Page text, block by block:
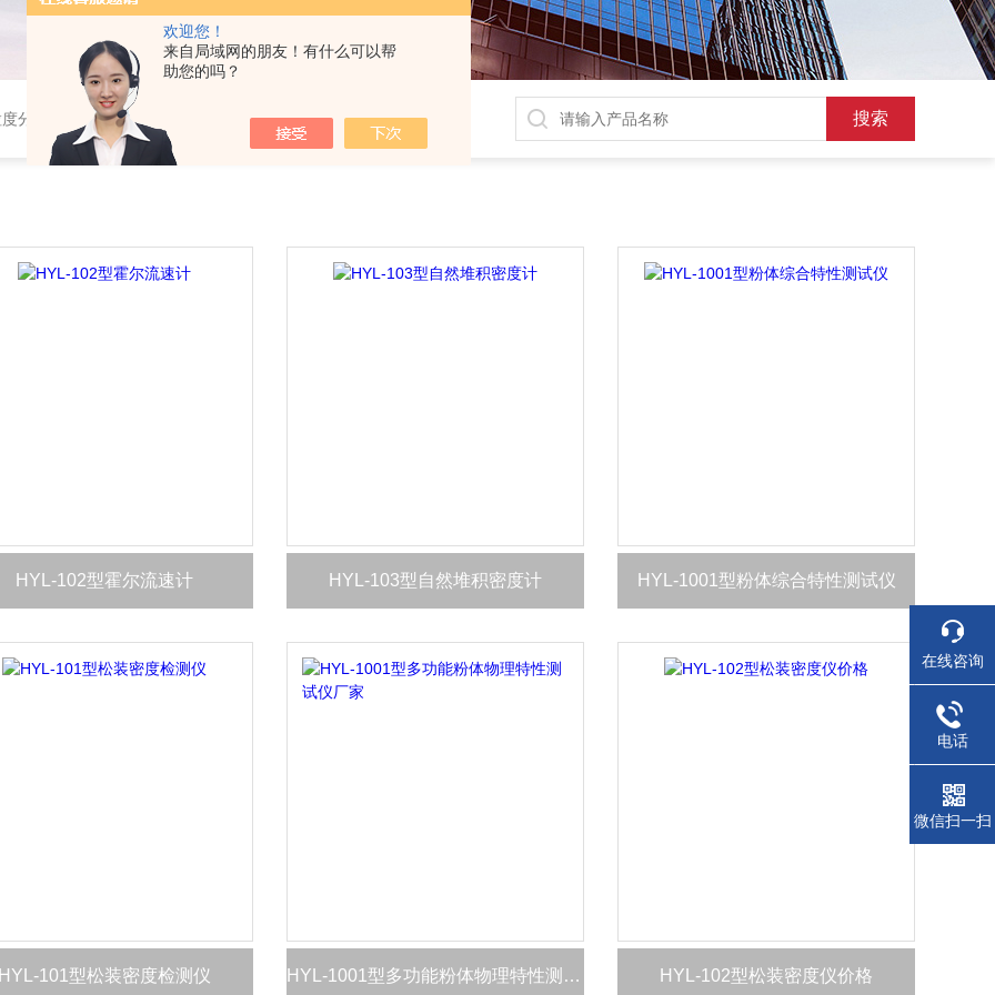
欢迎您！
来自局域网的朋友！有什么可以帮
助您的吗？
分布仪，粉体综合特性测试仪，振实密度仪，霍尔流速计，自然堆积密度计，斯柯特容量计；
HYL-102型霍尔流速计 HYL-103型自然堆积密度计 HYL-1001型粉体综合特性测试仪
101型松装密度检测仪 HYL-1001型多功能粉体物理特性测试仪厂家 HYL-102型松装密度仪价格
在线咨询
电话
微信扫一扫